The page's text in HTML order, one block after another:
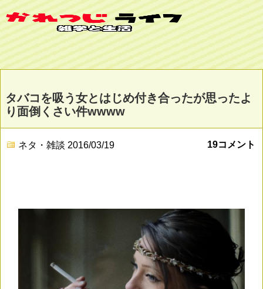
タバコを吸う女とはじめ付き合ったが思ったよ
り面倒くさい件wwww
ネタ・雑談 2016/03/19 19コメント